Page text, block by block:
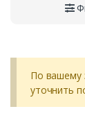
По вашему
уточнить